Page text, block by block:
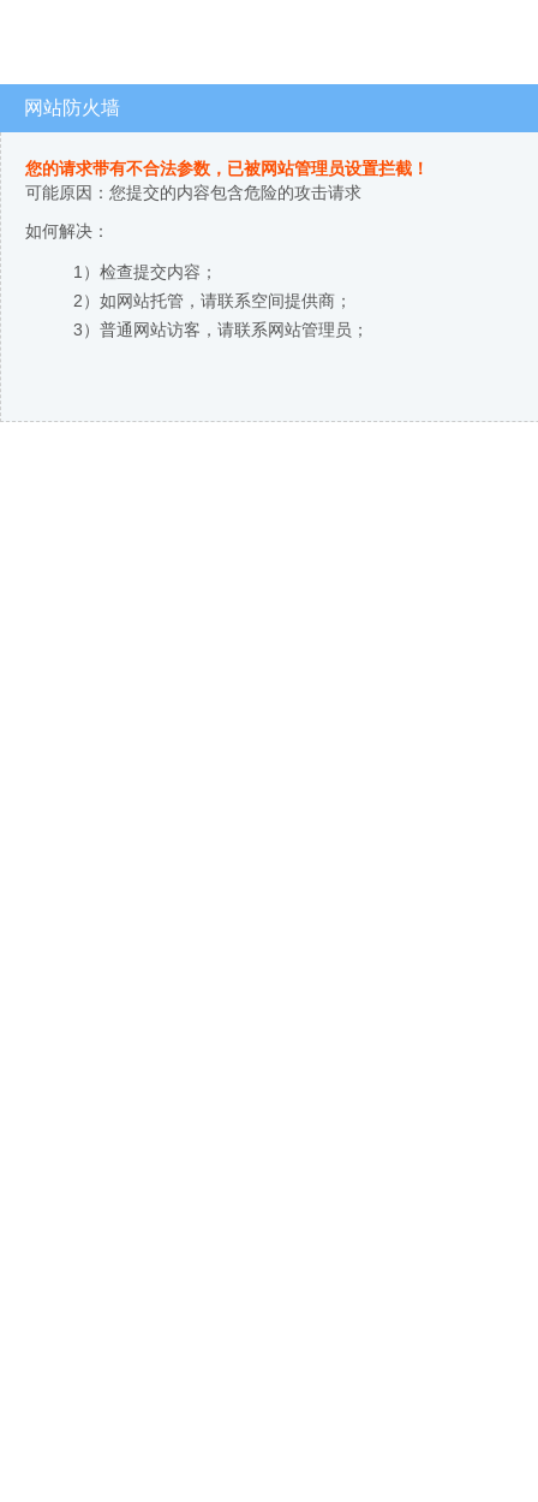
网站防火墙
您的请求带有不合法参数，已被网站管理员设置拦截！
可能原因：您提交的内容包含危险的攻击请求
如何解决：
1）检查提交内容；
2）如网站托管，请联系空间提供商；
3）普通网站访客，请联系网站管理员；